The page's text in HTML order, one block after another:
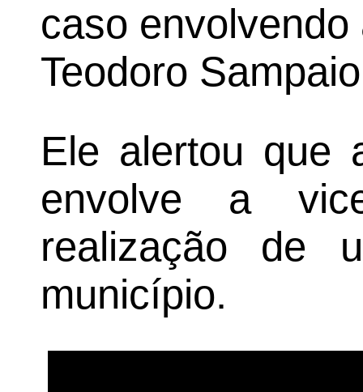
caso
Teodoro
Ele alertou que
envolve a
realização de
município.